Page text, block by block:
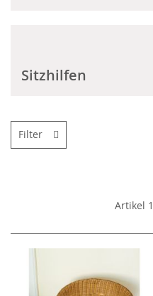
Sitzhilfen
Artikel 1
Filter